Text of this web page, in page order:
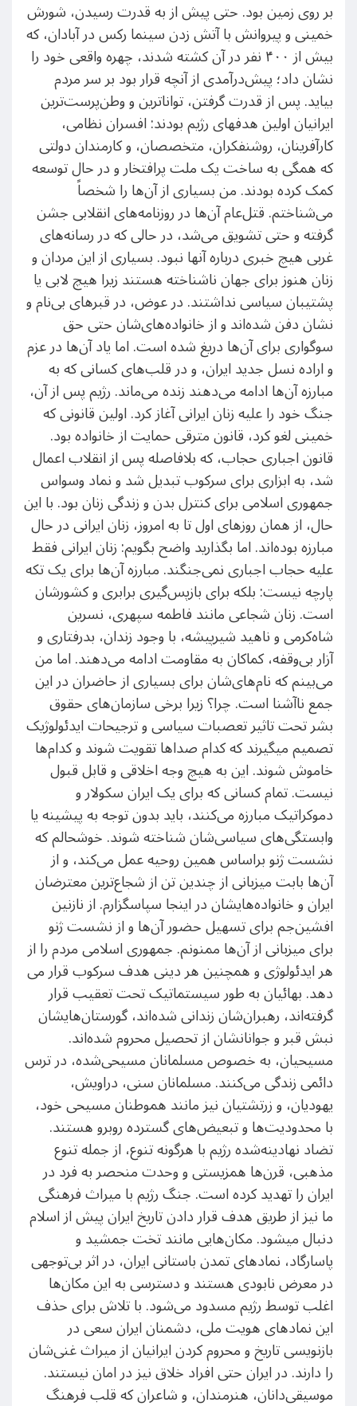
بر روی زمین بود. حتی پیش از به قدرت رسیدن، شورش
خمینی و پیروانش با آتش زدن سینما رکس در آبادان، که
بیش از ۴۰۰ نفر در آن کشته شدند، چهره واقعی خود را
نشان داد؛ پیش‌درآمدی از آنچه قرار بود بر سر مردم
بیاید. پس از قدرت گرفتن، تواناترین و وطن‌پرست‌ترین
ایرانیان اولین هدف​های رژیم بودند: افسران نظامی،
کارآفرینان، روشنفکران، متخصصان، و کارمندان دولتی
که همگی به ساخت یک ملت پرافتخار و در حال توسعه
کمک کرده بودند. من بسیاری از آن‌ها را شخصاً
می‌شناختم. قتل‌عام آن‌ها در روزنامه‌های انقلابی جشن
گرفته و حتی تشویق می‌شد، در حالی که در رسانه‌های
غربی هیچ خبری درباره آن​ها نبود. بسیاری از این مردان و
زنان هنوز برای جهان ناشناخته هستند زیرا هیچ لابی یا
پشتیبان‌ سیاسی نداشتند. در عوض، در قبرهای بی‌نام و
نشان دفن شده‌اند و از خانواده‌های‌شان حتی حق
سوگواری برای آن‌ها دریغ شده است. اما یاد آن‌ها در عزم
و اراده نسل جدید ایران، و در قلب‌های کسانی که به
مبارزه آن‌ها ادامه می‌دهند زنده می‌ماند. رژیم پس از آن،
جنگ خود را علیه زنان ایرانی آغاز کرد. اولین قانونی که
خمینی لغو کرد، قانون مترقی حمایت از خانواده بود.
قانون اجباری حجاب، که بلافاصله پس از انقلاب اعمال
شد، به ابزاری برای سرکوب تبدیل شد و نماد وسواس
جمهوری اسلامی برای کنترل بدن و زندگی زنان بود. با این
حال، از همان روزهای اول تا به امروز، زنان ایرانی در حال
مبارزه بوده‌اند. اما بگذارید واضح بگویم: زنان ایرانی فقط
علیه حجاب اجباری نمی‌جنگند. مبارزه آن‌ها برای یک تکه
پارچه نیست: بلکه برای بازپس‌گیری برابری و کشورشان
است. زنان شجاعی مانند فاطمه سپهری، نسرین
شاه‌کرمی و ناهید شیرپیشه، با وجود زندان، بدرفتاری و
آزار بی‌وقفه، کماکان به مقاومت ادامه می‌دهند. اما من
می‌بینم که نام‌های‌شان برای بسیاری از حاضران در این
جمع ناآشنا است. چرا؟ زیرا برخی سازمان‌های حقوق
بشر تحت تاثیر تعصبات سیاسی و ترجیحات ایدئولوژیک
تصمیم می​گیرند که کدام صداها تقویت شوند و کدام‌ها
خاموش شوند. این به هیچ وجه اخلاقی و قابل قبول
نیست. تمام کسانی که برای یک ایران سکولار و
دموکراتیک مبارزه می‌کنند، باید بدون توجه به پیشینه یا
وابستگی‌های سیاسی‌شان شناخته شوند. خوشحالم که
نشست ژنو براساس همین روحیه عمل می‌کند، و از
آن‌ها بابت میزبانی از چندین تن از شجاع‌ترین معترضان
ایران و خانواده‌هایشان در اینجا سپاسگزارم. از نازنین
افشین‌جم برای تسهیل حضور آن‌ها و از نشست ژنو
برای میزبانی از آن‌ها ممنونم. جمهوری اسلامی مردم را از
هر ایدئولوژی‌ و همچنین هر دینی هدف سرکوب قرار می​
‌دهد. بهائیان به طور سیستماتیک تحت تعقیب قرار
گرفته‌اند، رهبران‌شان زندانی شده‌اند، گورستان‌هایشان
نبش قبر و جوانانشان از تحصیل محروم شده‌اند.
مسیحیان، به خصوص مسلمانان مسیحی‌شده، در ترس
دائمی زندگی می‌کنند. مسلمانان سنی، دراویش،
یهودیان، و زرتشتیان نیز مانند هموطنان مسیحی خود،
با محدودیت‌ها و تبعیض‌های گسترده روبرو هستند.
تضاد نهادینه‌شده رژیم با هرگونه تنوع، از جمله تنوع
مذهبی، قرن‌ها همزیستی و وحدت منحصر به فرد در
ایران را تهدید کرده است. جنگ رژیم با میراث فرهنگی
ما نیز از طریق هدف قرار دادن تاریخ ایران پیش از اسلام
دنبال می​شود. مکان‌هایی مانند تخت جمشید و
پاسارگاد، نمادهای تمدن باستانی ایران، در اثر بی‌توجهی
در معرض نابودی هستند و دسترسی به این مکان‌ها
اغلب توسط رژیم مسدود می‌شود. با تلاش برای حذف
این نمادهای هویت ملی، دشمنان ایران سعی در
بازنویسی تاریخ و محروم کردن ایرانیان از میراث غنی‌شان
را دارند. در ایران حتی افراد خلاق نیز در امان نیستند.
موسیقی‌دانان، هنرمندان، و شاعران که قلب فرهنگ